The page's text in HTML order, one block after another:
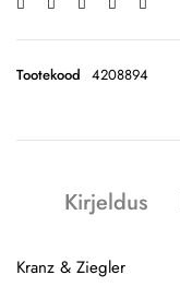
Tootekood 4208894
Kirjeldus
Kranz & Ziegler